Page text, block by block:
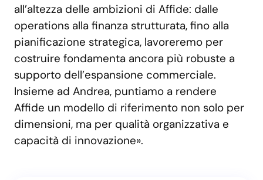
all’altezza delle ambizioni di Affide: dalle
operations alla finanza strutturata, fino alla
pianificazione strategica, lavoreremo per
costruire fondamenta ancora più robuste a
supporto dell’espansione commerciale.
Insieme ad Andrea, puntiamo a rendere
Affide un modello di riferimento non solo per
dimensioni, ma per qualità organizzativa e
capacità di innovazione».